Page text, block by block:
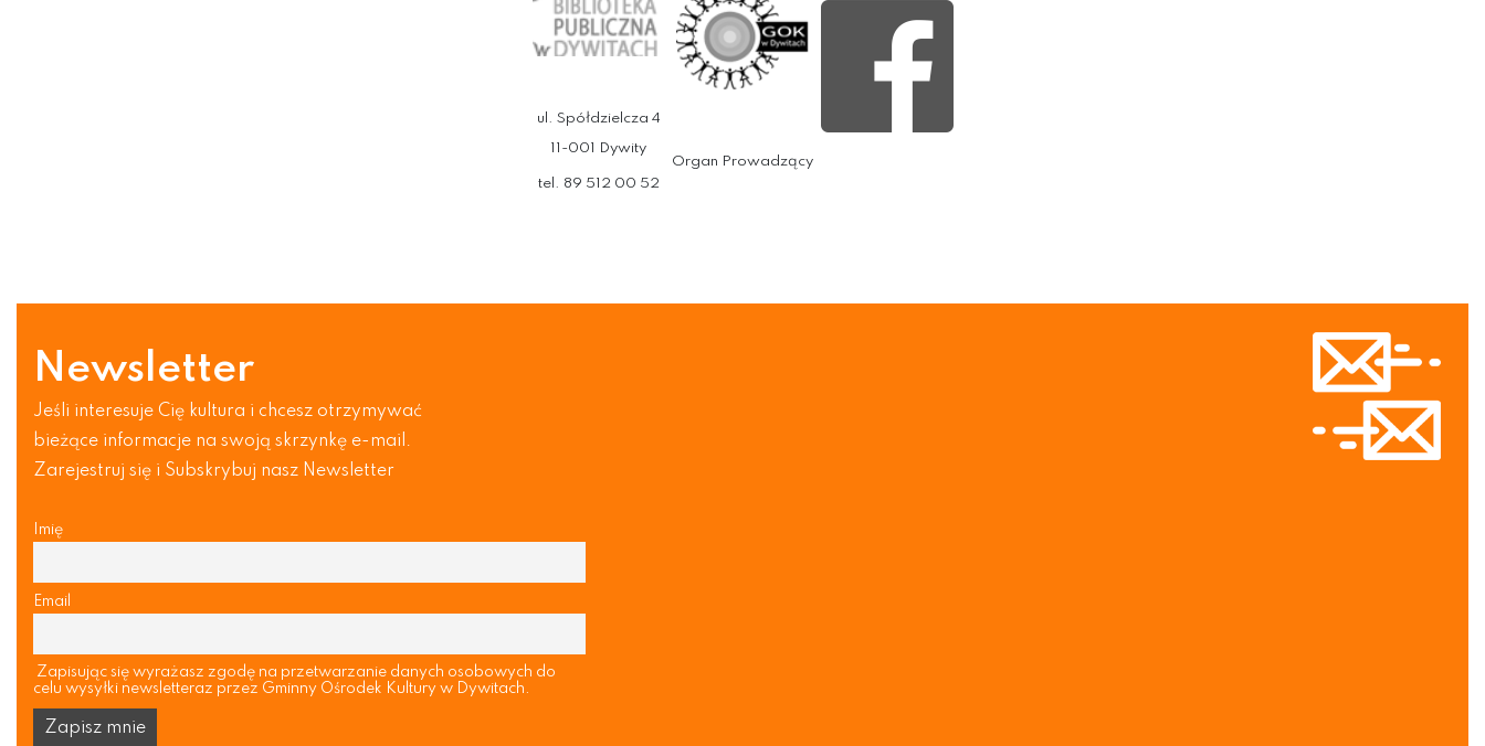
ul. Spółdzielcza 4
11-001 Dywity
tel. 89 512 00 52
Organ Prowadzący
Newsletter
Jeśli interesuje Cię kultura i chcesz otrzymywać
bieżące informacje na swoją skrzynkę e-mail.
Zarejestruj się i Subskrybuj nasz Newsletter
Imię
Email
Zapisując się wyrażasz zgodę na przetwarzanie danych osobowych do
celu wysyłki newsletteraz przez Gminny Ośrodek Kultury w Dywitach.